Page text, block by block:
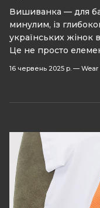
Вишиванка — для
минулим, із
українських жінок
Це не просто
16 червень 2025 р. — Wear